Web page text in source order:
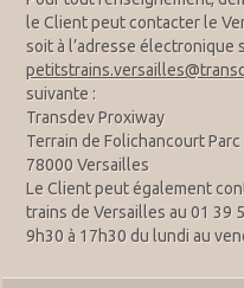
le Client peut contacter le
soit à l’adresse électronique
suivante :
Transdev Proxiway
Terrain de Folichancourt
78000 Versailles
Le Client peut également
trains de Versailles au 01 39
9h30 à 17h30 du lundi au